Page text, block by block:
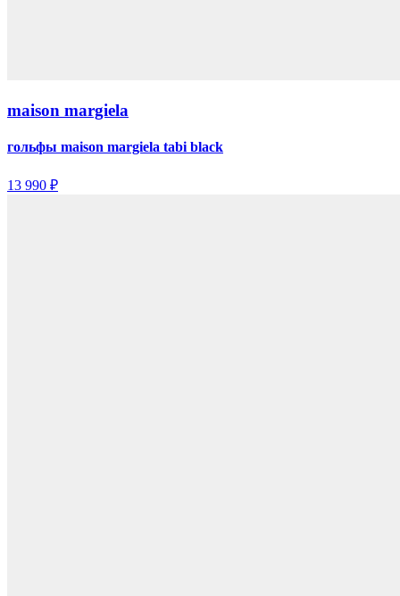
maison margiela
гольфы maison margiela tabi black
13 990 ₽